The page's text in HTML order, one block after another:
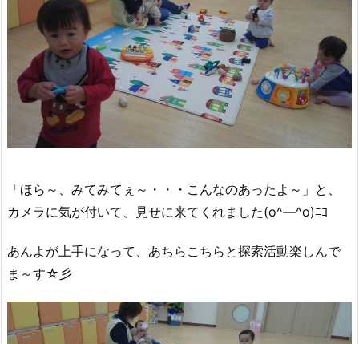
「ほら～、みてみてぇ～・・・こんなのあったよ～」と、
カメラに気が付いて、見せに来てくれました(o^―^o)ﾆｺ
あんよが上手になって、あちらこちらと探索活動楽しんで
ま～す☆彡